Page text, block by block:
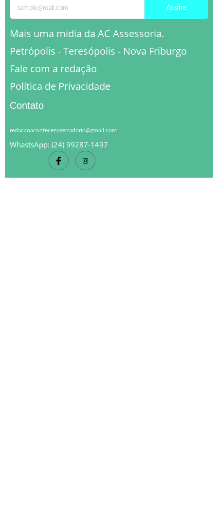
Assine
Mais uma midia da AC Assessoria.
Petrópolis - Teresópolis - Nova Friburgo
Fale com a redação
Política de Privacidade
Contato
redacaoacontecenaserradorio@gmail.com
WhastsApp: (24) 99287-1497